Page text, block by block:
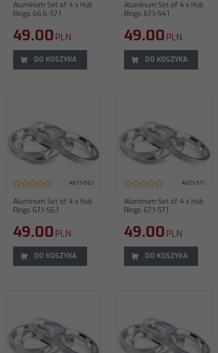
Aluminum Set of 4 x Hub
Rings 66,6-57,1
49.00 PLN
DO KOSZYKA
Aluminum Set of 4 x Hub
Rings 67,1-54,1
49.00 PLN
DO KOSZYKA
A67.1-56.1
Aluminum Set of 4 x Hub
Rings 67,1-56,1
49.00 PLN
DO KOSZYKA
A67.1-57.1
Aluminum Set of 4 x Hub
Rings 67,1-57,1
49.00 PLN
DO KOSZYKA